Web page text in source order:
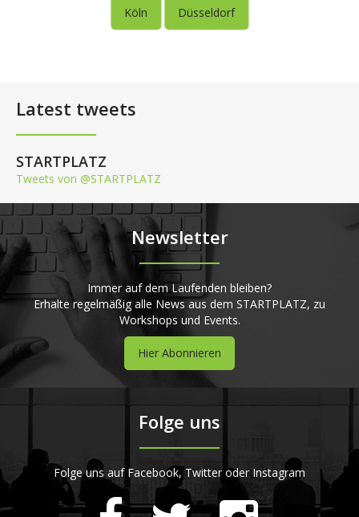
Köln Düsseldorf
Latest tweets
STARTPLATZ
Tweets von @STARTPLATZ
Newsletter
Immer auf dem Laufenden bleiben?
Erhalte regelmäßig alle News aus dem STARTPLATZ, zu
Workshops und Events.
Hier Abonnieren
Folge uns
Folge uns auf Facebook, Twitter oder Instagram